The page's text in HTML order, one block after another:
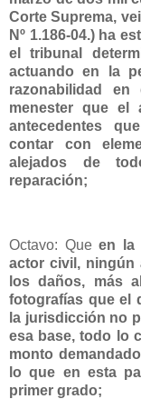
Corte Suprema,
Nº 1.186-04.) ha
el tribunal
actuando en la
razonabilidad
menester que el
antecedentes
contar con
alejados de
reparación;
Octavo: Queen la
actor civil, ningún
los daños, más
fotografías que el
la jurisdicción no
esa base, todo lo
monto
lo que en esta
primer grado;